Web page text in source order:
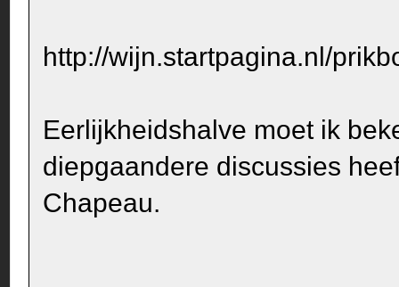
http://wijn.startpagina.nl/
Eerlijkheidshalve moet ik
diepgaandere discussies
Chapeau.